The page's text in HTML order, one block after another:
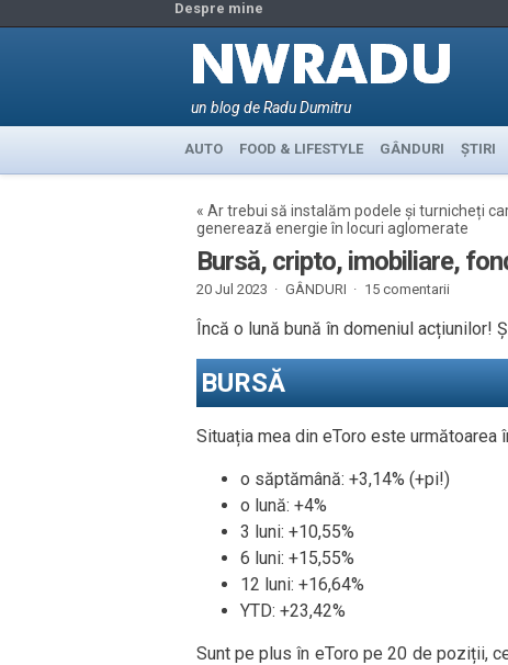
Despre mine
un blog de Radu Dumitru
AUTO FOOD & LIFESTYLE GÂNDURI ȘTIRI
« Ar trebui să instalăm podele și turnicheți
generează energie în locuri aglomerate
Bursă, cripto, imobiliare,
20 Jul 2023 · GÂNDURI · 15 comentarii
Încă o lună bună în domeniul acțiunilor!
BURSĂ
Situația mea din eToro este următoarea
o săptămână: +3,14% (+pi!)
o lună: +4%
3 luni: +10,55%
6 luni: +15,55%
12 luni: +16,64%
YTD: +23,42%
Sunt pe plus în eToro pe 20 de poziții,